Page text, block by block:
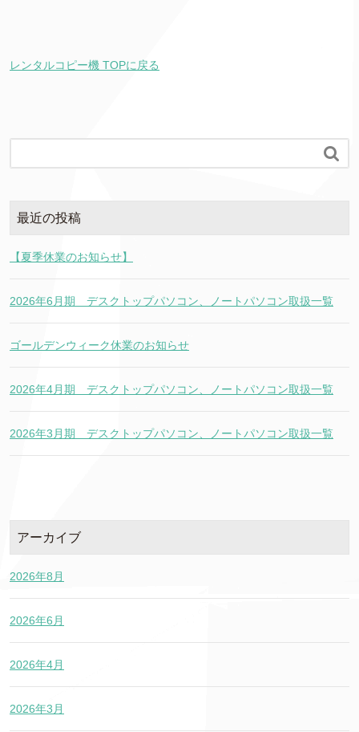
レンタルコピー機 TOPに戻る

最近の投稿
【夏季休業のお知らせ】
2026年6月期 デスクトップパソコン、ノートパソコン取扱一覧
ゴールデンウィーク休業のお知らせ
2026年4月期 デスクトップパソコン、ノートパソコン取扱一覧
2026年3月期 デスクトップパソコン、ノートパソコン取扱一覧
アーカイブ
2026年8月
2026年6月
2026年4月
2026年3月